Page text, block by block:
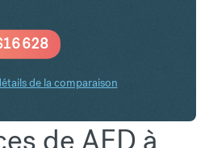
16 628
de la comparaison
de AED à